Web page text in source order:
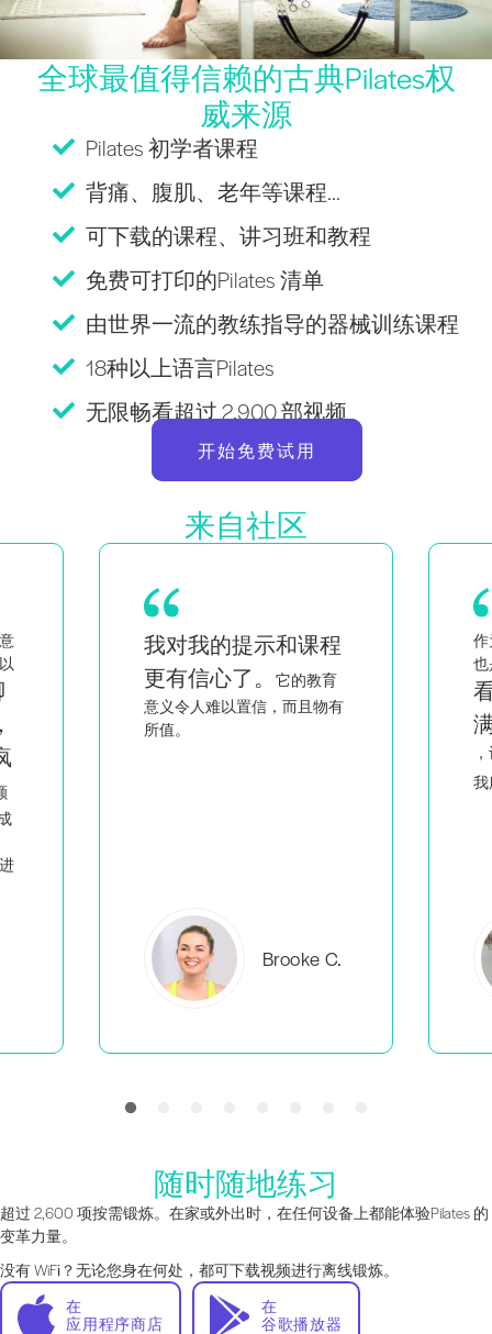
全球最值得信赖的古典Pilates权
威来源
Pilates 初学者课程
背痛、腹肌、老年等课程...
可下载的课程、讲习班和教程
免费可打印的Pilates 清单
由世界一流的教练指导的器械训练课程
18种以上语言Pilates
无限畅看超过 2,900 部视频
开始免费试用
来自社区
作为一对双胞胎的母亲，同时
也是一名黑人和同性恋女性，
看到像我一样的人充
满智慧和激情地讲课
Everlea B.
随时随地练习
超过 2,600 项按需锻炼。在家或外出时，在任何设备上都能体验Pilates 的
变革力量。
没有 WiFi？无论您身在何处，都可下载视频进行离线锻炼。
在
应用程序商店
在
谷歌播放器